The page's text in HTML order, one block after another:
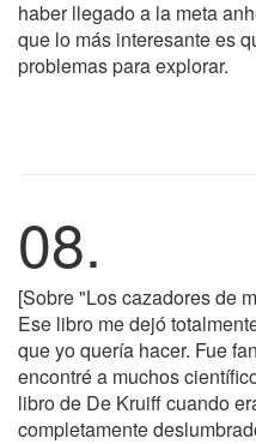
haber llegado a la meta
que lo más interesante es
problemas para explorar.
08.
[Sobre "Los cazadores de
Ese libro me dejó
que yo quería hacer. Fue
encontré a muchos
libro de De Kruiff cuando
completamente